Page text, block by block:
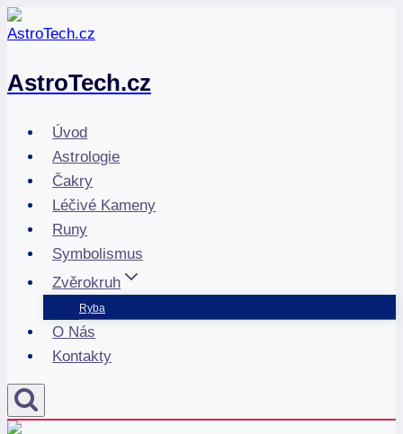
Přeskočit
na
AstroTech.cz
Úvod
Astrologie
Čakry
Léčivé Kameny
Runy
Symbolismus
Zvěrokruh
Ryba
O Nás
Kontakty